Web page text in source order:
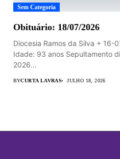
Sem Categoria
Obituário: 18/07/2026
Diocesia Ramos da Silva + 16-
Idade: 93 anos Sepultamento
2026...
BYCURTA LAVRAS JULHO 18, 2026